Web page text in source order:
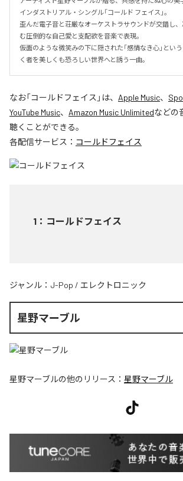
インダストリアル・シングル「コールド フェイス」。
歪んだ電子音と荘厳なオーケストラサウンドが交錯し
む圧倒的な自己愛と支配欲を音楽で表現。
仮面のような微笑みの下に隠された「感情なき心」とい
く者を美しくも恐ろしい世界へと誘う一曲。
なお「コールドフェイス 」は、 Apple Music、
YouTube Music、 Amazon Music Unlimitedなどの
聴くことができる。
各配信サービス： コールドフェイス
1 ： コールドフェイス
ジャンル： J-Pop / エレクトロニック
星野マーブル
星野マーブルの他のリリース： 星野マーブル